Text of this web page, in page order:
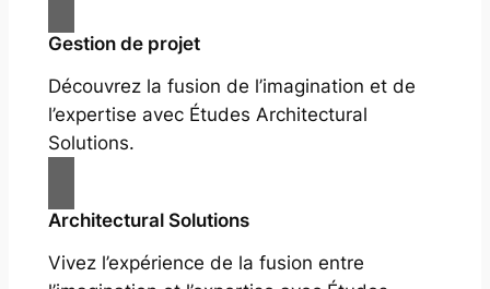
Gestion de projet
Découvrez la fusion de l’imagination et de
l’expertise avec Études Architectural
Solutions.
Architectural Solutions
Vivez l’expérience de la fusion entre